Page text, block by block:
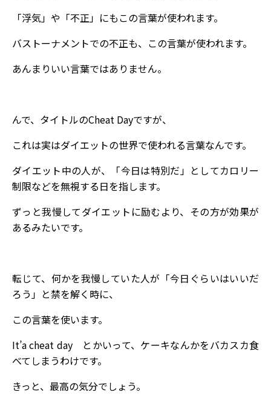
「浮気」や「不正」にもこの言葉が使われます。
バストーナメントでの不正も、この言葉が使われます。
あんまりいい言葉ではありません。
んで、タイトルのCheat Dayですが、
これは実はダイエットの世界で使われる言葉なんです。
ダイエット中の人が、「今日は特別だ」としてカロリー
制限などを無視する日を指します。
ずっと我慢してダイエットに励むより、その方が効果が
あるみたいです。
転じて、何かを我慢していた人が「今日ぐらいはいいだ
ろう」と禁を解く時に、
この言葉を使います。
It’a cheat day とかいって、ケーキなんかをバカスカ食
べてしまうわけです。
きっと、最高の気分でしょう。